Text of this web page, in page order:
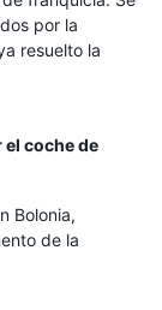
por la
resuelto la
coche de
Bolonia,
de la